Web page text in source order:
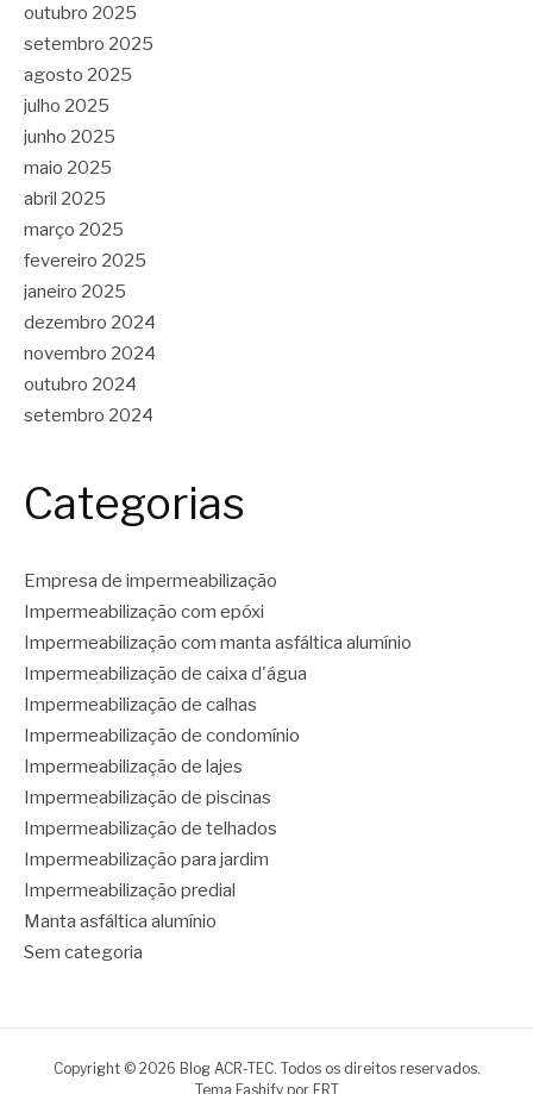
outubro 2025
setembro 2025
agosto 2025
julho 2025
junho 2025
maio 2025
abril 2025
março 2025
fevereiro 2025
janeiro 2025
dezembro 2024
novembro 2024
outubro 2024
setembro 2024
Categorias
Empresa de impermeabilização
Impermeabilização com epóxi
Impermeabilização com manta asfáltica alumínio
Impermeabilização de caixa d'água
Impermeabilização de calhas
Impermeabilização de condomínio
Impermeabilização de lajes
Impermeabilização de piscinas
Impermeabilização de telhados
Impermeabilização para jardim
Impermeabilização predial
Manta asfáltica alumínio
Sem categoria
Copyright © 2026 Blog ACR-TEC. Todos os direitos reservados.
Tema Fashify por FRT